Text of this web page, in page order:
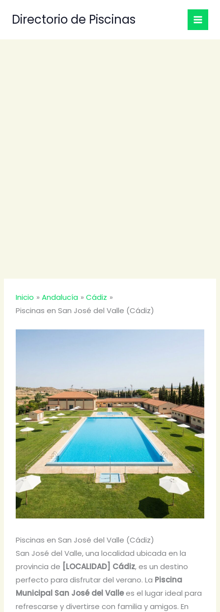
Directorio de Piscinas
Inicio Andalucía
Cádiz
Piscinas en San José del Valle (Cádiz)
Piscinas en San José del Valle (Cádiz)
San José del Valle, una localidad ubicada en la
provincia de [LOCALIDAD] Cádiz, es un destino
perfecto para disfrutar del verano. La Piscina
Municipal San José del Vallees el lugar ideal para
refrescarse y divertirse con familia y amigos. En